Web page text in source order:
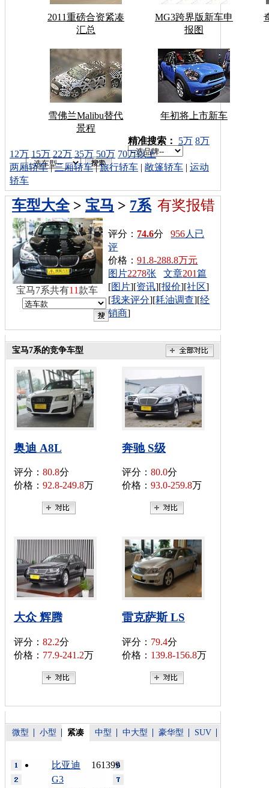
2011重磅合资紧凑
汇总
MG3跨界版新车申
报图
雪佛兰Malibu替代
景程
年初将上市新车
车型搜索：
精准搜索： 5万 8万
12万 15万 22万 35万 50万 70万以上
两厢轿车|三厢轿车|旅行轿车 | 敞篷轿车 | 运动
轿车
有奖报错
车型大全> 宝马 > 7系
评分： 74.6分956人已
评
价格：91.8-288.8万元
图片2278张 文章201篇
[图片][资讯][报价][社区]
[我来评分][耗油调查][经
销商]
宝马7系共有11款车
宝马7系的竞争车型
奥迪 A8L
评分： 80.8分
价格： 92.8-249.8万
奔驰 S级
评分： 80.0分
价格： 93.0-259.8万
大众 辉腾
评分： 82.2分
价格： 77.9-241.2万
雷克萨斯 LS
评分： 79.4分
价格： 139.8-156.8万
微型 小型 紧凑 中型 中大型 豪华型 SUV
161399
比亚迪
G3